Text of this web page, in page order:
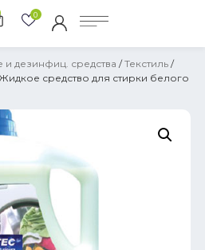
0
дезинфиц. средства /Текстиль /
средство для стирки белого